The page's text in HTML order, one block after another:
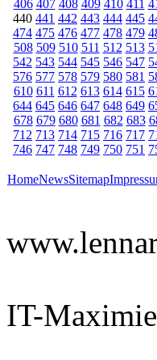
406 407 408 409 410 411
440 441 442 443 444 445
474 475 476 477 478 479
508 509 510 511 512 513
542 543 544 545 546 547
576 577 578 579 580 581
610 611 612 613 614 615
644 645 646 647 648 649
678 679 680 681 682 683
712 713 714 715 716 717
746 747 748 749 750 751
HomeNewsSitemap
IT-